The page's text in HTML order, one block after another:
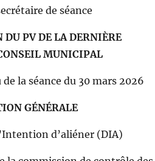
de séance
DU PV DE LA DERNIÈRE
MUNICIPAL
la séance du 30 mars 2026
GÉNÉRALE
d’aliéner (DIA)